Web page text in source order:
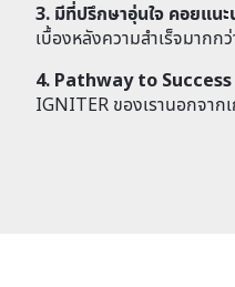
3. มีที่ปรึกษาอุ่นใจ คอยแนะ
เบื้องหลังความสำเร็จมาก
4. Pathway to
IGNITER ของเรานอกจา